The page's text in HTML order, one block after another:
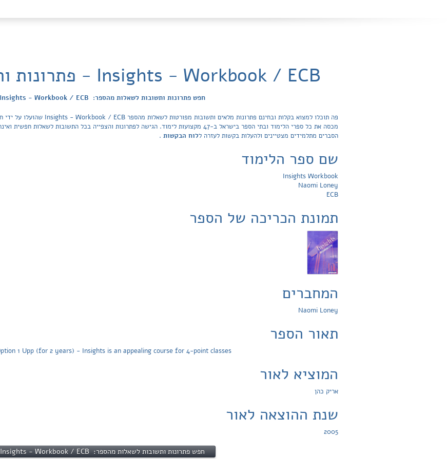
Insights - Workbook / ECB - פתרונות ותשובות לשאלות
חפש פתרונות ותשובות לשאלות מהספר: Insights - Workbook / ECB
מכסה את כל ספרי הלימוד ובתי הספר בישראל ב-47 מקצועות לימוד. הגישה לפתרונות והצפייה בכל
הסברים מתלמידים מצטיינים ולהעלות בקשות לעזרה ללוח הבקשות .
שם ספר הלימוד
Insights Workbook
Naomi Loney
ECB
תמונת הכריכה של הספר
המחברים
Naomi Loney
תאור הספר
1 Upp (for 2 years) - Insights is an appealing course for 4-point classes
המוציא לאור
אריק כהן
שנת ההוצאה לאור
2005
חפש פתרונות ותשובות לשאלות מהספר: Insights - Workbook / ECB